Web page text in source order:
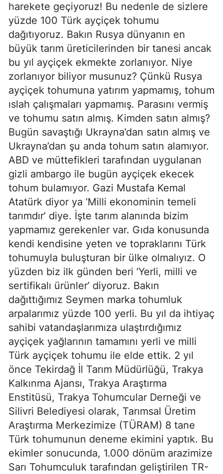
harekete geçiyoruz! Bu nedenle de sizlere
yüzde 100 Türk ayçiçek tohumu
dağıtıyoruz. Bakın Rusya dünyanın en
büyük tarım üreticilerinden bir tanesi ancak
bu yıl ayçiçek ekmekte zorlanıyor. Niye
zorlanıyor biliyor musunuz? Çünkü Rusya
ayçiçek tohumuna yatırım yapmamış, tohum
ıslah çalışmaları yapmamış. Parasını vermiş
ve tohumu satın almış. Kimden satın almış?
Bugün savaştığı Ukrayna’dan satın almış ve
Ukrayna’dan şu anda tohum satın alamıyor.
ABD ve müttefikleri tarafından uygulanan
gizli ambargo ile bugün ayçiçek ekecek
tohum bulamıyor. Gazi Mustafa Kemal
Atatürk diyor ya ‘Milli ekonominin temeli
tarımdır’ diye. İşte tarım alanında bizim
yapmamız gerekenler var. Gıda konusunda
kendi kendisine yeten ve topraklarını Türk
tohumuyla buluşturan bir ülke olmalıyız. O
yüzden biz ilk günden beri ‘Yerli, milli ve
sertifikalı ürünler’ diyoruz. Bakın
dağıttığımız Seymen marka tohumluk
arpalarımız yüzde 100 yerli. Bu yıl da ihtiyaç
sahibi vatandaşlarımıza ulaştırdığımız
ayçiçek yağlarının tamamını yerli ve milli
Türk ayçiçek tohumu ile elde ettik. 2 yıl
önce Tekirdağ İl Tarım Müdürlüğü, Trakya
Kalkınma Ajansı, Trakya Araştırma
Enstitüsü, Trakya Tohumcular Derneği ve
Silivri Belediyesi olarak, Tarımsal Üretim
Araştırma Merkezimize (TÜRAM) 8 tane
Türk tohumunun deneme ekimini yaptık. Bu
ekimler sonucunda, 1.000 dönüm arazimize
Sarı Tohumculuk tarafından geliştirilen TR-